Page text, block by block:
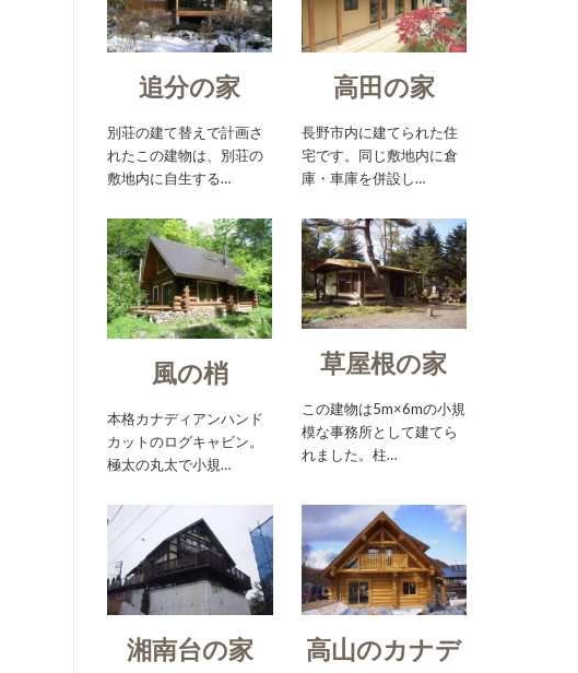
追分の家
別荘の建て替えで計画さ
れたこの建物は、別荘の
敷地内に自生する…
高田の家
長野市内に建てられた住
宅です。同じ敷地内に倉
庫・車庫を併設し…
風の梢
本格カナディアンハンド
カットのログキャビン。
極太の丸太で小規…
草屋根の家
この建物は5m×6mの小規
模な事務所として建てら
れました。柱…
湘南台の家
高山のカナデ